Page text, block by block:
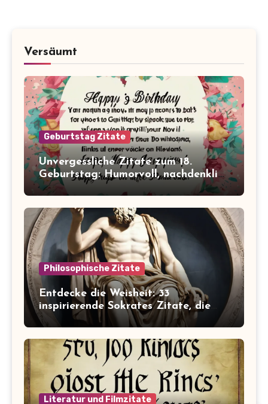
Versäumt
Geburtstag Zitate
Unvergessliche Zitate zum 18.
Geburtstag: Humorvoll, nachdenklich
und inspirierend!
Philosophische Zitate
Entdecke die Weisheit: 33
inspirierende Sokrates Zitate, die
dein Leben verändern werden
Literatur und Filmzitate